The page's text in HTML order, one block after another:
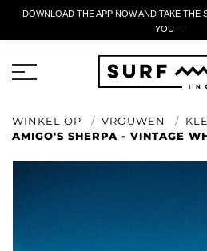
DOWNLOAD THE APP NOW AND TAKE THE
YOU🤍
WINKEL OP VROUWEN
AMIGO'S SHERPA - VINTAGE
ACTIEF